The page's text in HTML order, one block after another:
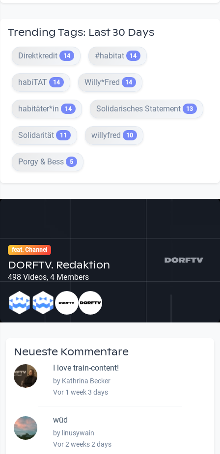
Trending Tags: Last 30 Days
Direktkredit 14 #habitat 14
habiTAT 14 Willy*Fred 14
habitäter*in 14 Solidarisches Statement 13
Solidarität 11 willyfred 10
Porgy & Bess 5
feat. Channel
DORFTV. Redaktion
498 Videos, 4 Members
Neueste Kommentare
I love train-content!
by Kathrina Becker
Vor 1 week 3 days
wüd
by linusywain
Vor 2 weeks 2 days